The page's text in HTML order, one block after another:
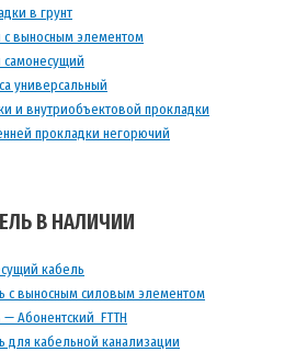
в грунт
с выносным элементом
универсальный
и внутриобъектовой прокладки
прокладки негорючий
В НАЛИЧИИ
кабель
с выносным силовым элементом
Абонентский FTTH
для кабельной канализации